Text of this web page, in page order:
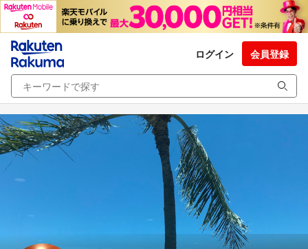
ログイン 会員登録